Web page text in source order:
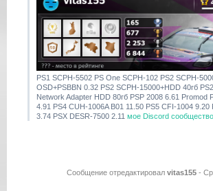
PS1 SCPH-5502 PS One SCPH-102 PS2 SCPH-
OSD+PSBBN 0.32 PS2 SCPH-15000+HDD 40гб
Network Adapter HDD 80гб PSP 2008 6.61 Promod
4.91 PS4 CUH-1006A B01 11.50 PS5 CFI-1004 9.20
3.74 PSX DESR-7500 2.11 мое Discord сообщество
Сообщение отредактировал vitas155 -